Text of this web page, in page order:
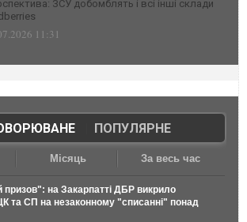
ЗСУ добомблять і всі інші склади
11:31
| ПОПУЛЯРНЕ
Місяць За весь час
призов": на Закарпатті ДБР викрило
та СП на незаконному "списанні" понад